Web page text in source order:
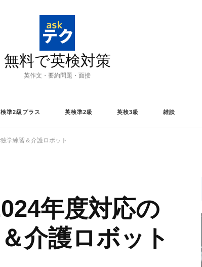
無料で英検対策
英作文・要約問題・面接
準2級プラス 英検準2級 英検3級 雑談
学練習＆介護ロボット
年度対応の
介護ロボット